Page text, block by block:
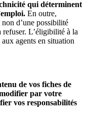
qui déterminent
En outre,
d’une possibilité
L’éligibilité à la
agents en situation
de vos fiches de
modifier par votre
vos responsabilités